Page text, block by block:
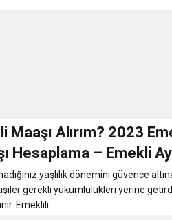
Maaşı Alırım? 2023
– Emekli Aylığı ve Yaş
Yapılır?
yaşlılık dönemini güvence
gerekli yükümlülükleri yerine
Emeklili...